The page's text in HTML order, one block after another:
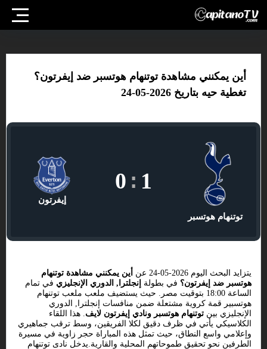
أين يمكنني مشاهدة توتنهام هوتسبر ضد إيفرتون؟
تغطية حيه بتاريخ 2026-05-24
توتنهام هوتسبر
1
:
0
إيفرتون
يتزايد البحث اليوم 2026-05-24 عن
أين يمكنني مشاهدة توتنهام
هوتسبر ضد إيفرتون؟ في بطولة إنجلترا, الدوري الإنجليزي في تمام
الساعة 18:00 بتوقيت مصر. حيث يستضيف ملعب ملعب توتنهام
هوتسبير قمة كروية مشتعلة ضمن منافسات إنجلترا, الدوري
الإنجليزي بين توتنهام هوتسبر ونادي إيفرتون لايف. هذا اللقاء
الكلاسيكي يأتي في ظرف دقيق لكلا الفريقين، وسط ترقب جماهيري
وإعلامي واسع النطاق، حيث تمثل هذه المباراة حجر زاوية في مسيرة
الطرفين نحو تحقيق طموحاتهم المحلية والقارية.يدخل نادى توتنهام